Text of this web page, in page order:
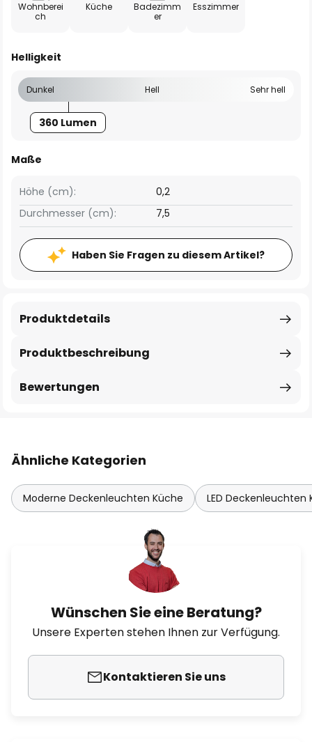
Wohnberei
ch
Küche
Badezimm
er
Esszimmer
Helligkeit
Dunkel Hell Sehr hell
360 Lumen
Maße
Höhe (cm):
0,2
Durchmesser (cm):
7,5
Haben Sie Fragen zu diesem Artikel?
Produktbeschreibung
Produktdetails
Bewertungen
Ähnliche Kategorien
Moderne Deckenleuchten Küche LED Deckenleuchten
Wünschen Sie eine Beratung?
Unsere Experten stehen Ihnen zur Verfügung.
Kontaktieren Sie uns